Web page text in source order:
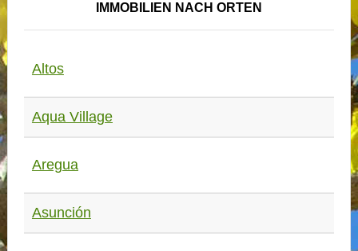
IMMOBILIEN NACH ORTEN
Altos
Aqua Village
Aregua
Asunción